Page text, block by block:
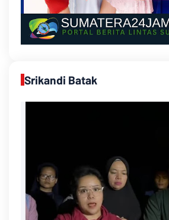
Srikandi Batak